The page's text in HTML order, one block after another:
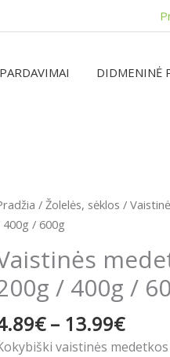
DIDMENINĖ
/ Žolelės, sėklos /
400g / 600g
/ 400g /
€ – 13.99€
Price
vaistinės medetkos